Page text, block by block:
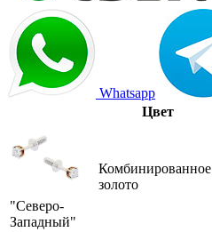
Whatsapp
Цвет
"Северо-
Западный"
Комбинированное
золото